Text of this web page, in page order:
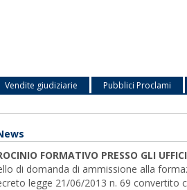
Vendite giudiziarie Pubblici Proclami
FORMATIVO PRESSO GLI
di domanda di ammissione alla
legge 21/06/2013 n. 69 convertito